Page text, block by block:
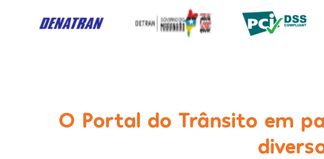
O Portal do Trânsito em